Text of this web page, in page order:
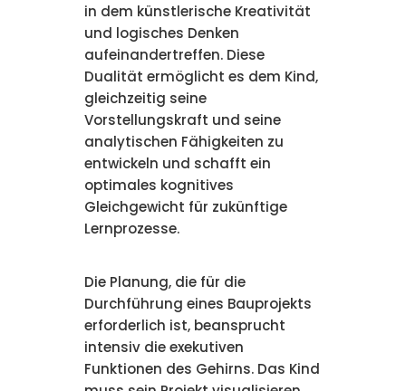
in dem künstlerische Kreativität
und logisches Denken
aufeinandertreffen. Diese
Dualität ermöglicht es dem Kind,
gleichzeitig seine
Vorstellungskraft und seine
analytischen Fähigkeiten zu
entwickeln und schafft ein
optimales kognitives
Gleichgewicht für zukünftige
Lernprozesse.
Die Planung, die für die
Durchführung eines Bauprojekts
erforderlich ist, beansprucht
intensiv die exekutiven
Funktionen des Gehirns. Das Kind